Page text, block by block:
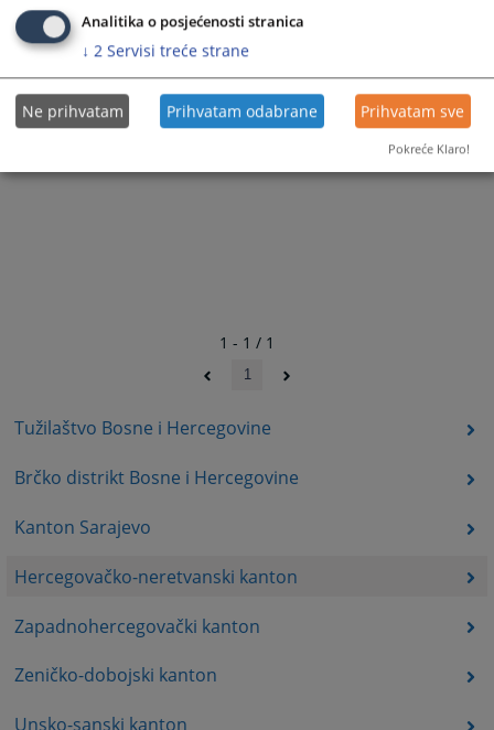
Tužilaštvo Bosne i Hercegovine
Brčko distrikt Bosne i Hercegovine
Kanton Sarajevo
Hercegovačko-neretvanski kanton
Zapadnohercegovački kanton
Zeničko-dobojski kanton
Unsko-sanski kanton
1 - 1 / 1
1
Analitika o posjećenosti stranica
↓ 2 Servisi treće strane
Ne prihvatam Prihvatam odabrane Prihvatam sve
Pokreće Klaro!